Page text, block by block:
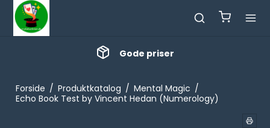
Gode priser
Forside / Produktkatalog / Mental Magic /
Echo Book Test by Vincent Hedan (Numerology)